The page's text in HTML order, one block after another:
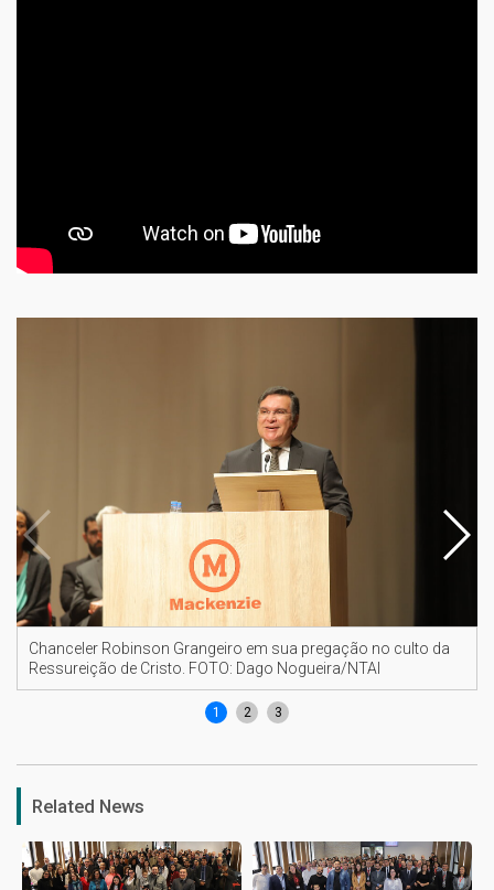
Chanceler Robinson Grangeiro em sua pregação no culto da
Ressureição de Cristo. FOTO: Dago Nogueira/NTAI
1 2 3
Related News